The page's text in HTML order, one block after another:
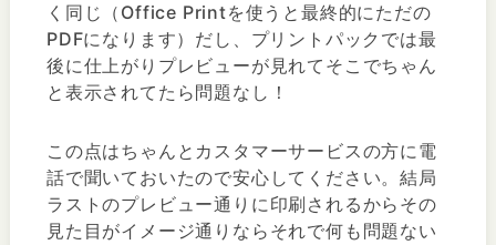
く同じ（Office Printを使うと最終的にただの
PDFになります）だし、プリントパックでは最
後に仕上がりプレビューが見れてそこでちゃん
と表示されてたら問題なし！
この点はちゃんとカスタマーサービスの方に電
話で聞いておいたので安心してください。結局
ラストのプレビュー通りに印刷されるからその
見た目がイメージ通りならそれで何も問題ない